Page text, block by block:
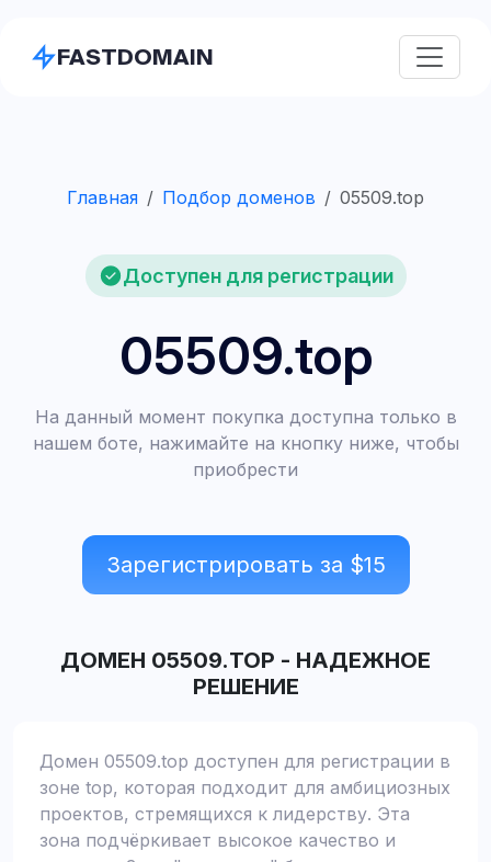
FASTDOMAIN
Главная Подбор доменов 05509.top
Доступен для регистрации
05509.top
На данный момент покупка доступна только в
нашем боте, нажимайте на кнопку ниже, чтобы
приобрести
Зарегистрировать за $15
ДОМЕН 05509.TOP - НАДЕЖНОЕ
РЕШЕНИЕ
Домен 05509.top доступен для регистрации в
зоне top, которая подходит для амбициозных
проектов, стремящихся к лидерству. Эта
зона подчёркивает высокое качество и